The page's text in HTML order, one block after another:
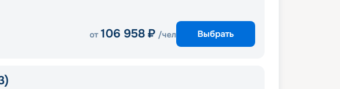
от 106 958 ₽ /чел Выбрать